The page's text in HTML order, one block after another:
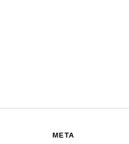
META